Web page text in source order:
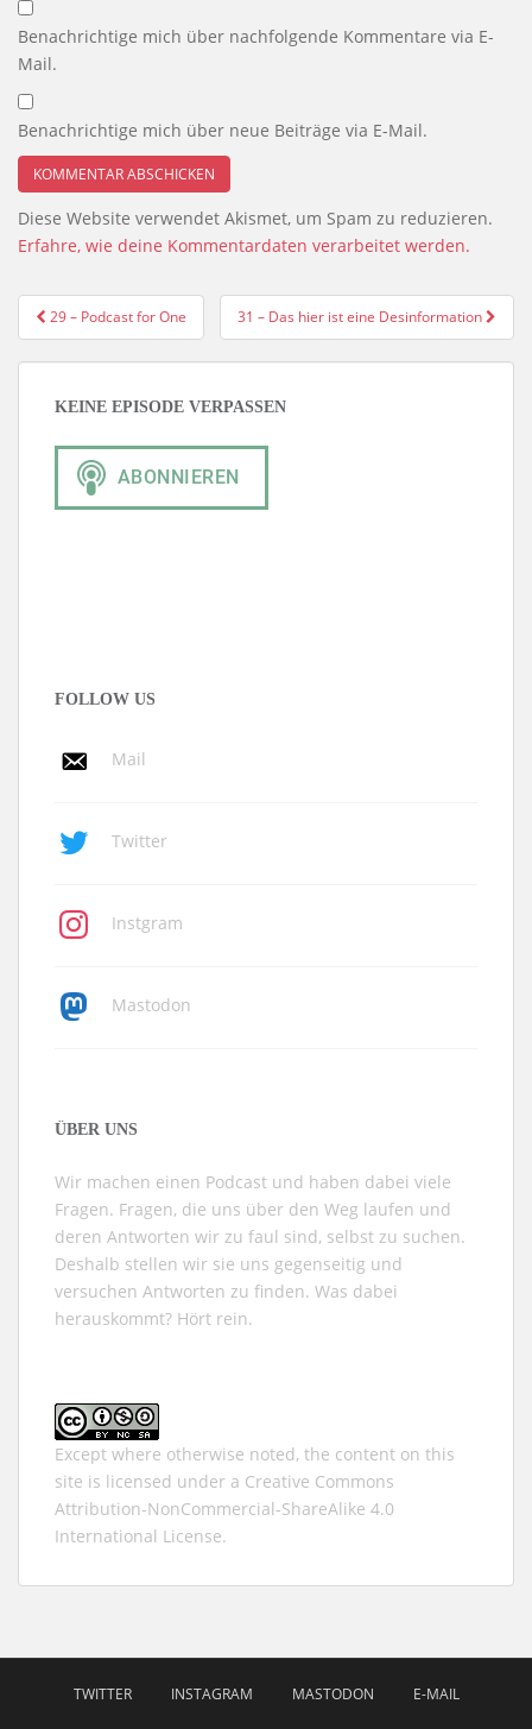
Benachrichtige mich über nachfolgende Kommentare via E-
Mail.
Benachrichtige mich über neue Beiträge via E-Mail.
Diese Website verwendet Akismet, um Spam zu reduzieren.
Erfahre, wie deine Kommentardaten verarbeitet werden.
Beitragsnavigation
29 – Podcast for One 31 – Das hier ist eine Desinformation
KEINE EPISODE VERPASSEN
FOLLOW US
Mail
Twitter
Instgram
Mastodon
ÜBER UNS
Wir machen einen Podcast und haben dabei viele
Fragen. Fragen, die uns über den Weg laufen und
deren Antworten wir zu faul sind, selbst zu suchen.
Deshalb stellen wir sie uns gegenseitig und
versuchen Antworten zu finden. Was dabei
herauskommt? Hört rein.
Except where otherwise noted, the content on this
site is licensed under a Creative Commons
Attribution-NonCommercial-ShareAlike 4.0
International License.
TWITTER INSTAGRAM MASTODON E-MAIL